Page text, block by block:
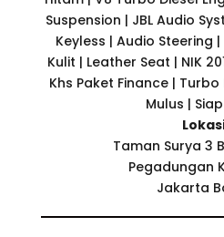
Suspension | JBL Audio
Keyless | Audio Steering
Kulit | Leather Seat | NIK
Khs Paket Finance |
Mulus |
Taman Surya 3
Pegadungan
Jakarta